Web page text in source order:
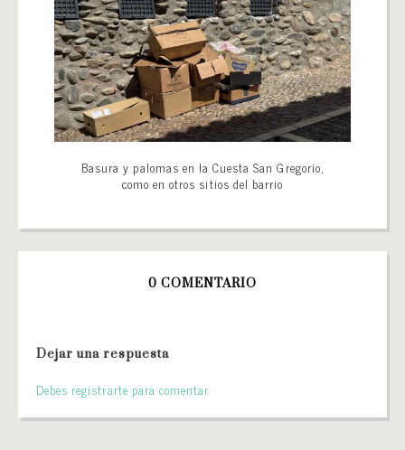
Basura y palomas en la Cuesta San Gregorio,
como en otros sitios del barrio
0 COMENTARIO
Dejar una respuesta
Debes registrarte para comentar.